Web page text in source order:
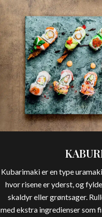
Kubarimaki er en type
hvor risene er yderst, og
skaldyr eller grøntsager.
med ekstra ingredienser som